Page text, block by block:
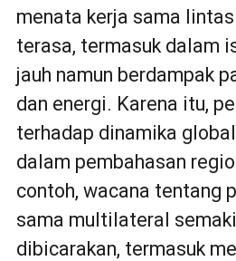
menata kerja sama
terasa, termasuk dalam
jauh namun berdampak
dan energi. Karena itu,
terhadap dinamika
dalam pembahasan
contoh, wacana tentang
sama multilateral
dibicarakan, termasuk